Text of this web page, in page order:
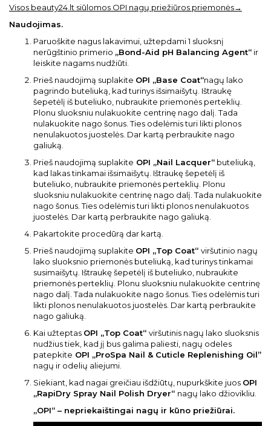
Visos beauty24.lt siūlomos OPI nagų priežiūros priemonės→
Naudojimas.
Paruoškite nagus lakavimui, užtepdami 1 sluoksnį
nerūgštinio primerio „Bond-Aid pH Balancing Agent“ ir
leiskite nagams nudžiūti.
Prieš naudojimą suplakite OPI „Base Coat“nagų lako
pagrindo buteliuką, kad turinys išsimaišytų. Ištraukę
šepetėlį iš buteliuko, nubraukite priemonės perteklių.
Plonu sluoksniu nulakuokite centrinę nago dalį. Tada
nulakuokite nago šonus. Ties odelėmis turi likti plonos
nenulakuotos juostelės. Dar kartą perbraukite nago
galiuką.
Prieš naudojimą suplakite OPI „Nail Lacquer“ buteliuką,
kad lakas tinkamai išsimaišytų. Ištraukę šepetėlį iš
buteliuko, nubraukite priemonės perteklių. Plonu
sluoksniu nulakuokite centrinę nago dalį. Tada nulakuokite
nago šonus. Ties odelėmis turi likti plonos nenulakuotos
juostelės. Dar kartą perbraukite nago galiuką.
Pakartokite procedūrą dar kartą.
Prieš naudojimą suplakite OPI „Top Coat“ viršutinio nagų
lako sluoksnio priemonės buteliuką, kad turinys tinkamai
susimaišytų. Ištraukę šepetėlį iš buteliuko, nubraukite
priemonės perteklių. Plonu sluoksniu nulakuokite centrinę
nago dalį. Tada nulakuokite nago šonus. Ties odelėmis turi
likti plonos nenulakuotos juostelės. Dar kartą perbraukite
nago galiuką.
Kai užteptas OPI „Top Coat“ viršutinis nagų lako sluoksnis
nudžius tiek, kad jį bus galima paliesti, nagų odeles
patepkite OPI „ProSpa Nail & Cuticle Replenishing Oil”
nagų ir odelių aliejumi.
Siekiant, kad nagai greičiau išdžiūtų, nupurkškite juos OPI
„RapiDry Spray Nail Polish Dryer“ nagų lako džiovikliu.
„OPI“ – nepriekaištingai nagų ir kūno priežiūrai.